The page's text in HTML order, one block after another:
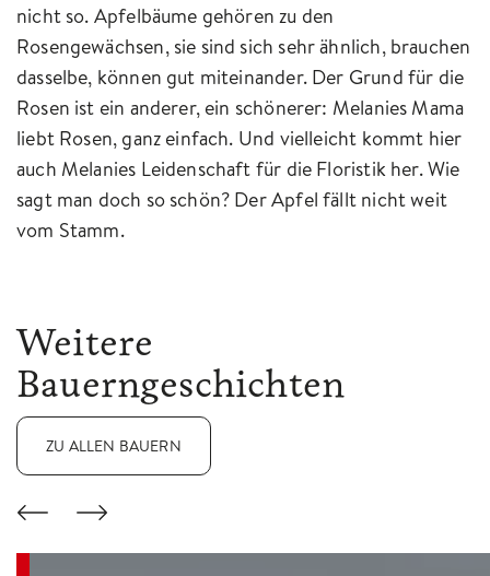
nicht so. Apfelbäume gehören zu den
Rosengewächsen, sie sind sich sehr ähnlich, brauchen
dasselbe, können gut miteinander. Der Grund für die
Rosen ist ein anderer, ein schönerer: Melanies Mama
liebt Rosen, ganz einfach. Und vielleicht kommt hier
auch Melanies Leidenschaft für die Floristik her. Wie
sagt man doch so schön? Der Apfel fällt nicht weit
vom Stamm.
Weitere
Bauerngeschichten
ZU ALLEN BAUERN